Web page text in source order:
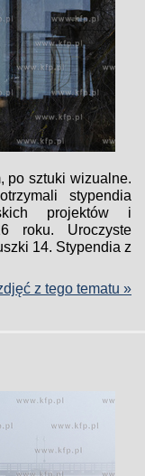
po sztuki wizualne.
stypendia
projektów i
roku. Uroczyste
14. Stypendia z
z tego tematu »